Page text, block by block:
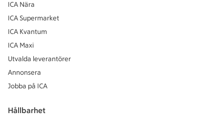
ICA Nära
ICA Supermarket
ICA Kvantum
ICA Maxi
Utvalda leverantörer
Annonsera
Jobba på ICA
Hållbarhet